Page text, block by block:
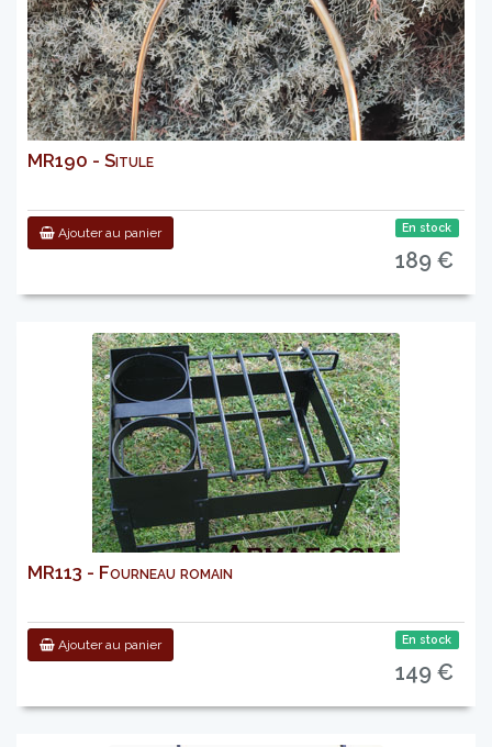
MR190 - Situle
Ajouter au panier En stock
189 €
MR113 - Fourneau romain
Ajouter au panier En stock
149 €